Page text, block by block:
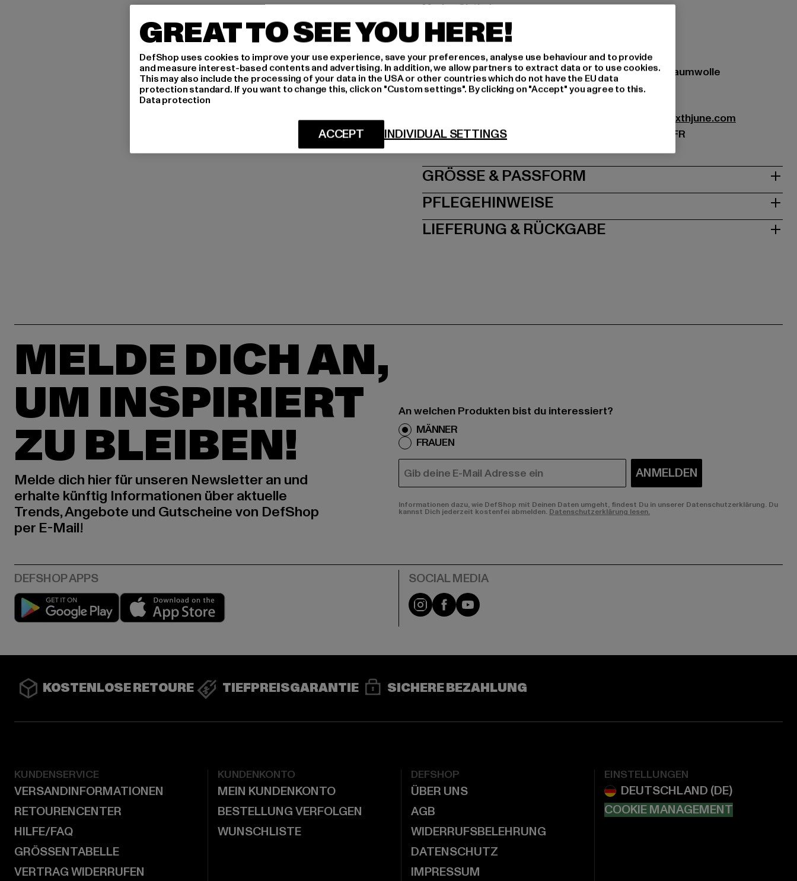
Marke: Sixth June
Kat.: Hoodies
Farbe: schwarz
Hersteller Farbe: black
Materialzusammensetzung: 80% Polyester, 20% Baumwolle
Art.Nr: M21923-00007
info@sixthjune.com
60 rue Francis de Pressensé | 93200 Saint-Denis | FR
GRÖSSE & PASSFORM
PFLEGEHINWEISE
LIEFERUNG & RÜCKGABE
MELDE DICH AN,
UM INSPIRIERT
ZU BLEIBEN!
Melde dich hier für unseren Newsletter an und
erhalte künftig Informationen über aktuelle
Trends, Angebote und Gutscheine von DefShop
per E-Mail!
An welchen Produkten bist du interessiert?
MÄNNER
FRAUEN
E-MAIL ANMELDEN
Informationen dazu, wie DefShop mit Deinen Daten umgeht, findest Du in unserer Datenschutzerklärung. Du
kannst Dich jederzeit kostenfei abmelden. Datenschutzerklärung lesen.
Play market Instagram
FacebookYouTube
KOSTENLOSE RETOURE TIEFPREISGARANTIE SICHERE BEZAHLUNG
KUNDENSERVICE
VERSANDINFORMATIONEN
RETOURENCENTER
HILFE/FAQ
GRÖSSENTABELLE
VERTRAG WIDERRUFEN
KUNDENKONTO
MEIN KUNDENKONTO
BESTELLUNG VERFOLGEN
WUNSCHLISTE
DEFSHOP
ÜBER UNS
AGB
WIDERRUFSBELEHRUNG
DATENSCHUTZ
IMPRESSUM
EINSTELLUNGEN
COOKIE MANAGEMENT
GREAT TO SEE YOU HERE!
DefShop uses cookies to improve your use experience, save your preferences, analyse use behaviour and to provide
and measure interest-based contents and advertising. In addition, we allow partners to extract data or to use cookies.
This may also include the processing of your data in the USA or other countries which do not have the EU data
protection standard. If you want to change this, click on "Custom settings". By clicking on "Accept" you agree to this.
Data protection
INDIVIDUAL SETTINGS
ACCEPT